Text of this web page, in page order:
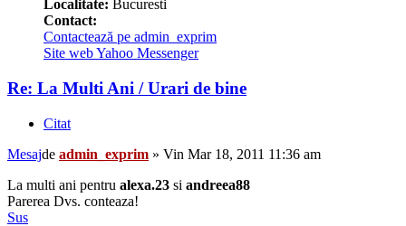
Localitate: Bucuresti
Contact:
Contactează pe admin_exprim
Site webYahoo Messenger
Re: La Multi Ani / Urari de bine
Citat
Mesajde admin_exprim » Vin Mar 18, 2011 11:36 am
La multi ani pentru alexa.23 si andreea88
Parerea Dvs. conteaza!
Sus